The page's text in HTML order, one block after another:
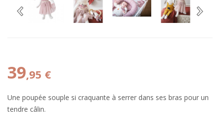
39,95 €
Une poupée souple si craquante à serrer dans ses bras pour un
tendre câlin.